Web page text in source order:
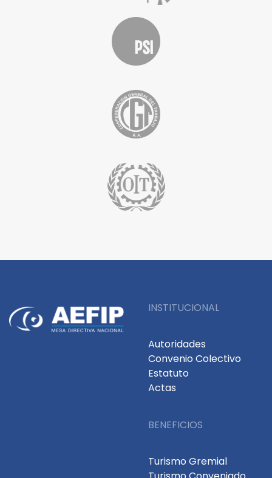
INSTITUCIONAL
Autoridades
Convenio Colectivo
Estatuto
Actas
BENEFICIOS
Turismo Gremial